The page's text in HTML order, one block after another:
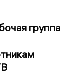
группа